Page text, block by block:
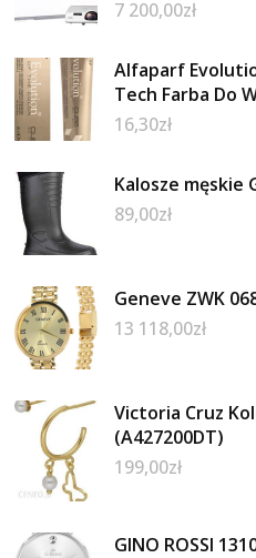
7 200,00zł
Alfaparf
Tech Farba Do
16,30zł
Kalosze męskie
89,00zł
Geneve ZWK
13 118,00zł
Victoria Cruz
(A427200DT)
199,00zł
GINO ROSSI